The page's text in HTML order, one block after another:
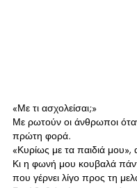
«Με τι ασχολείσαι;»
Με ρωτούν οι άνθρωποι
πρώτη φορά.
«Κυρίως με τα παιδιά
Κι η φωνή μου κουβαλά
που γέρνει λίγο προς τη